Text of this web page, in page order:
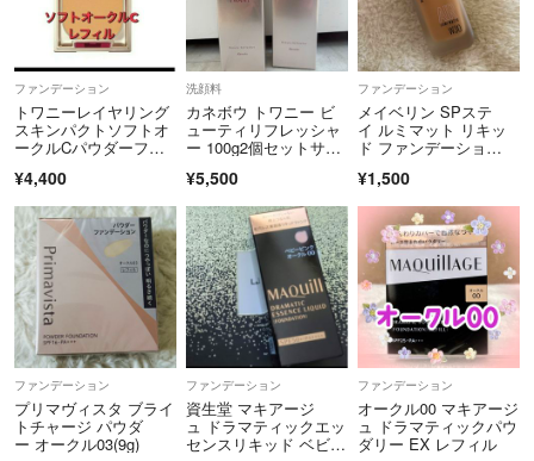
ファンデーション
トワニーレイヤリング
スキンパクトソフトオ
ークルCパウダーファ
¥4,400
洗顔料
カネボウ トワニー ビ
ューティリフレッシャ
ー 100g2個セットサン
¥5,500
ファンデーション
メイベリン SPステ
イ ルミマット リキッ
ド ファンデーショ
¥1,500
ファンデーション
プリマヴィスタ ブライ
トチャージ パウダ
ー オークル03(9g)
ファンデーション
資生堂 マキアージ
ュ ドラマティックエッ
センスリキッド ベビー
ファンデーション
オークル00 マキアージ
ュ ドラマティックパウ
ダリー EX レフィル